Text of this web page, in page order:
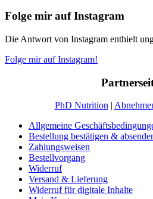
Folge mir auf Instagram
Die Antwort von Instagram enthielt
Folge mir auf Instagram!
PhD Nutrition |
Allgemeine
Bestellung bestätigen &
Zahlungsweisen
Bestellvorgang
Widerruf
Versand & Lieferung
Widerruf für digitale Inhalte